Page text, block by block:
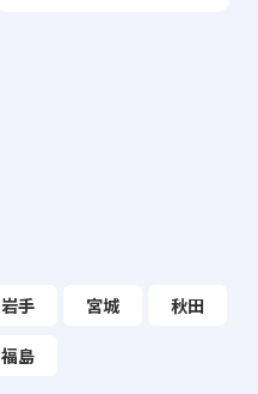
岩手 宮城 秋田
福島